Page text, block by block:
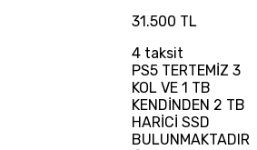
31.500 TL
4taksit
PS5 TERTEMİZ 3
KOL VE 1 TB
KENDİNDEN 2 TB
HARİCİ SSD
BULUNMAKTADIR